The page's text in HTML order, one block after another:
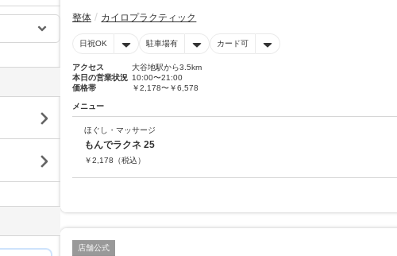
整体 カイロプラクティック
日祝OK 駐車場有 カード可
アクセス
大谷地駅から3.5km
本日の営業状況 10:00〜21:00
価格帯
￥2,178〜￥6,578
メニュー
ほぐし・マッサージ
もんでラクネ 25
￥2,178 （税込）
店舗公式